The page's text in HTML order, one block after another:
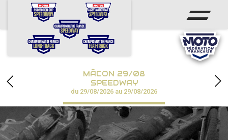
ACCUEIL
CALENDRIER
CHAMPIONNATS
RÉSULTATS
SPEEDWAY ACADÉMIE
MÂCON 29/08
SPEEDWAY
du 29/08/2026 au 29/08/2026